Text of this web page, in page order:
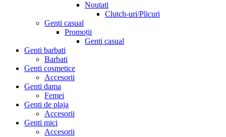
Noutati
Clutch-uri/Plicuri
Genti casual
Promoții
Genti casual
Genti barbati
Barbati
Genti cosmetice
Accesorii
Genti dama
Femei
Genti de plaja
Accesorii
Genti mici
Accesorii